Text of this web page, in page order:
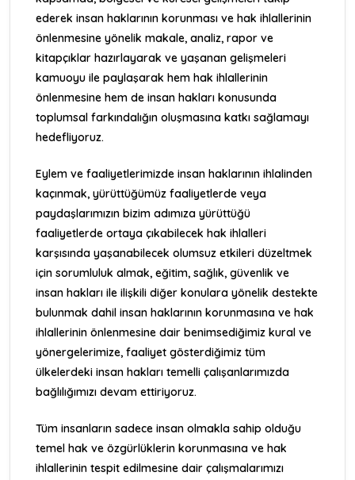
ederek insan haklarının korunması ve hak ihlallerinin
önlenmesine yönelik makale, analiz, rapor ve
kitapçıklar hazırlayarak ve yaşanan gelişmeleri
kamuoyu ile paylaşarak hem hak ihlallerinin
önlenmesine hem de insan hakları konusunda
toplumsal farkındalığın oluşmasına katkı sağlamayı
hedefliyoruz.
Eylem ve faaliyetlerimizde insan haklarının ihlalinden
kaçınmak, yürüttüğümüz faaliyetlerde veya
paydaşlarımızın bizim adımıza yürüttüğü
faaliyetlerde ortaya çıkabilecek hak ihlalleri
karşısında yaşanabilecek olumsuz etkileri düzeltmek
için sorumluluk almak, eğitim, sağlık, güvenlik ve
insan hakları ile ilişkili diğer konulara yönelik destekte
bulunmak dahil insan haklarının korunmasına ve hak
ihlallerinin önlenmesine dair benimsediğimiz kural ve
yönergelerimize, faaliyet gösterdiğimiz tüm
ülkelerdeki insan hakları temelli çalışanlarımızda
bağlılığımızı devam ettiriyoruz.
Tüm insanların sadece insan olmakla sahip olduğu
temel hak ve özgürlüklerin korunmasına ve hak
ihlallerinin tespit edilmesine dair çalışmalarımızı